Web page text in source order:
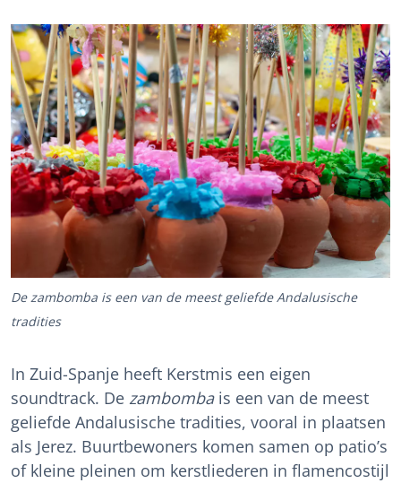
De zambomba is een van de meest geliefde Andalusische
tradities
In Zuid-Spanje heeft Kerstmis een eigen
soundtrack. De zambombais een van de meest
geliefde Andalusische tradities, vooral in plaatsen
als Jerez. Buurtbewoners komen samen op patio’s
of kleine pleinen om kerstliederen in flamencostijl